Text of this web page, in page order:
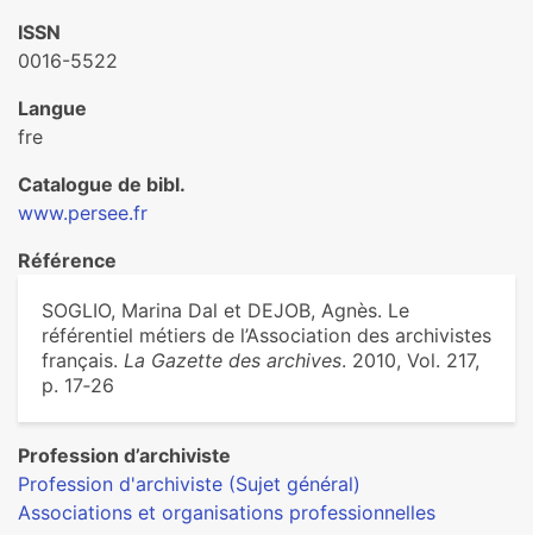
ISSN
0016-5522
Langue
fre
Catalogue de bibl.
www.persee.fr
Référence
SOGLIO, Marina Dal et DEJOB, Agnès. Le
référentiel métiers de l’Association des archivistes
français. La Gazette des archives. 2010, Vol. 217,
p. 17‑26
Profession d’archiviste
Profession d'archiviste (Sujet général)
Associations et organisations professionnelles